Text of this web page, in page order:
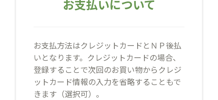
お支払いについて
お支払方法はクレジットカードとＮＰ後払
いとなります。クレジットカードの場合、
登録することで次回のお買い物からクレジ
ットカード情報の入力を省略することもで
きます（選択可）。